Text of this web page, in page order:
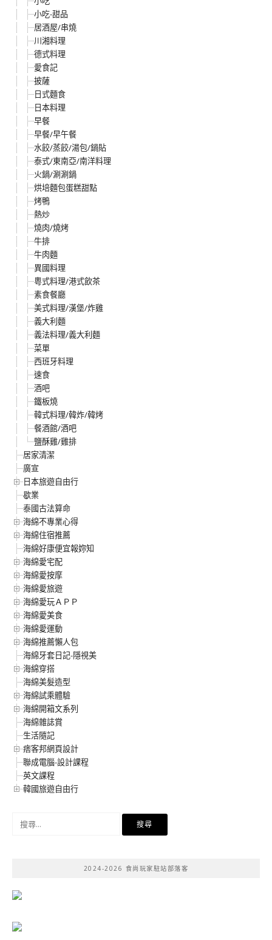
小吃-甜品
居酒屋/串燒
川湘料理
德式料理
愛食記
披薩
日式麵食
日本料理
早餐
早餐/早午餐
水餃/蒸餃/湯包/鍋貼
泰式/東南亞/南洋料理
火鍋/涮涮鍋
烘培麵包蛋糕甜點
烤鴨
熱炒
燒肉/燒烤
牛排
牛肉麵
異國料理
粵式料理/港式飲茶
素食餐廳
美式料理/漢堡/炸雞
義大利麵
義法料理/義大利麵
菜單
西班牙料理
速食
酒吧
鐵板燒
韓式料理/韓炸/韓烤
餐酒館/酒吧
鹽酥雞/雞排
居家清潔
廣宣
日本旅遊自由行
歇業
泰國古法算命
海綿不專業心得
海綿住宿推薦
海綿好康便宜報妳知
海綿愛宅配
海綿愛按摩
海綿愛旅遊
海綿愛玩ＡＰＰ
海綿愛美食
海綿愛運動
海綿推薦懶人包
海綿牙套日記-隱視美
海綿穿搭
海綿美髮造型
海綿試乘體驗
海綿開箱文系列
海綿雜誌賞
生活隨記
痞客邦網頁設計
聯成電腦-設計課程
英文課程
韓國旅遊自由行
2024-2026 食尚玩家駐站部落客